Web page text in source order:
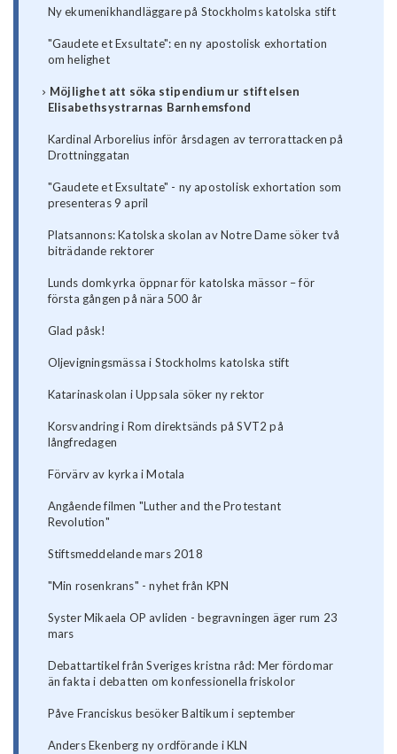
Ny ekumenikhandläggare på Stockholms katolska stift
"Gaudete et Exsultate": en ny apostolisk exhortation
om helighet
Möjlighet att söka stipendium ur stiftelsen
Elisabethsystrarnas Barnhemsfond
Kardinal Arborelius inför årsdagen av terrorattacken på
Drottninggatan
"Gaudete et Exsultate" - ny apostolisk exhortation som
presenteras 9 april
Platsannons: Katolska skolan av Notre Dame söker två
biträdande rektorer
Lunds domkyrka öppnar för katolska mässor – för
första gången på nära 500 år
Glad påsk!
Oljevigningsmässa i Stockholms katolska stift
Katarinaskolan i Uppsala söker ny rektor
Korsvandring i Rom direktsänds på SVT2 på
långfredagen
Förvärv av kyrka i Motala
Angående filmen "Luther and the Protestant
Revolution"
Stiftsmeddelande mars 2018
"Min rosenkrans" - nyhet från KPN
Syster Mikaela OP avliden - begravningen äger rum 23
mars
Debattartikel från Sveriges kristna råd: Mer fördomar
än fakta i debatten om konfessionella friskolor
Påve Franciskus besöker Baltikum i september
Anders Ekenberg ny ordförande i KLN